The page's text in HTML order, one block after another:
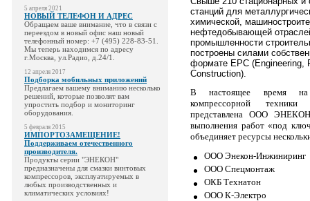
5 апреля 2021
НОВЫЙ ТЕЛЕФОН И АДРЕС
Обращаем ваше внимание, что в связи с
переездом в новый офис наш новый
телефонный номер: +7 (495) 228-83-51.
Мы теперь находимся по адресу
г.Москва, ул.Радио, д.24/1.
12 апреля 2017
Подборка мобильных приложений
Предлагаем вашему вниманию несколько
решений, которые позволят вам
упростить подбор и мониторинг
оборудования.
5 февраля 2015
ИМПОРТОЗАМЕЩЕНИЕ!
Поддерживаем отечественного
производителя.
Продукты серии "ЭНЕКОН"
предназначены для смазки винтовых
компрессоров, эксплуатируемых в
любых производственных и
климатических условиях!
станций для
химической,
нефтедобывающей
промышленности
построены силами
формате ЕРС (Engineering,
Construction).
В настоящее время
компрессорной
представлена ООО
выполнения работ «под
объединяет ресурсы
ООО Энекон-Инжиниринг
ООО Спецмонтаж
ОКБ Технатон
ООО К-Электро